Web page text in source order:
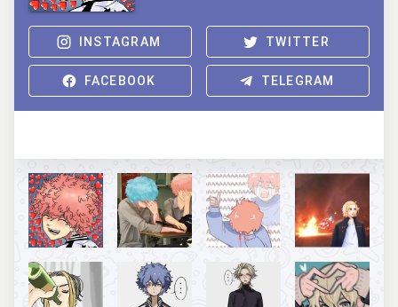
INSTAGRAM TWITTER
FACEBOOK TELEGRAM